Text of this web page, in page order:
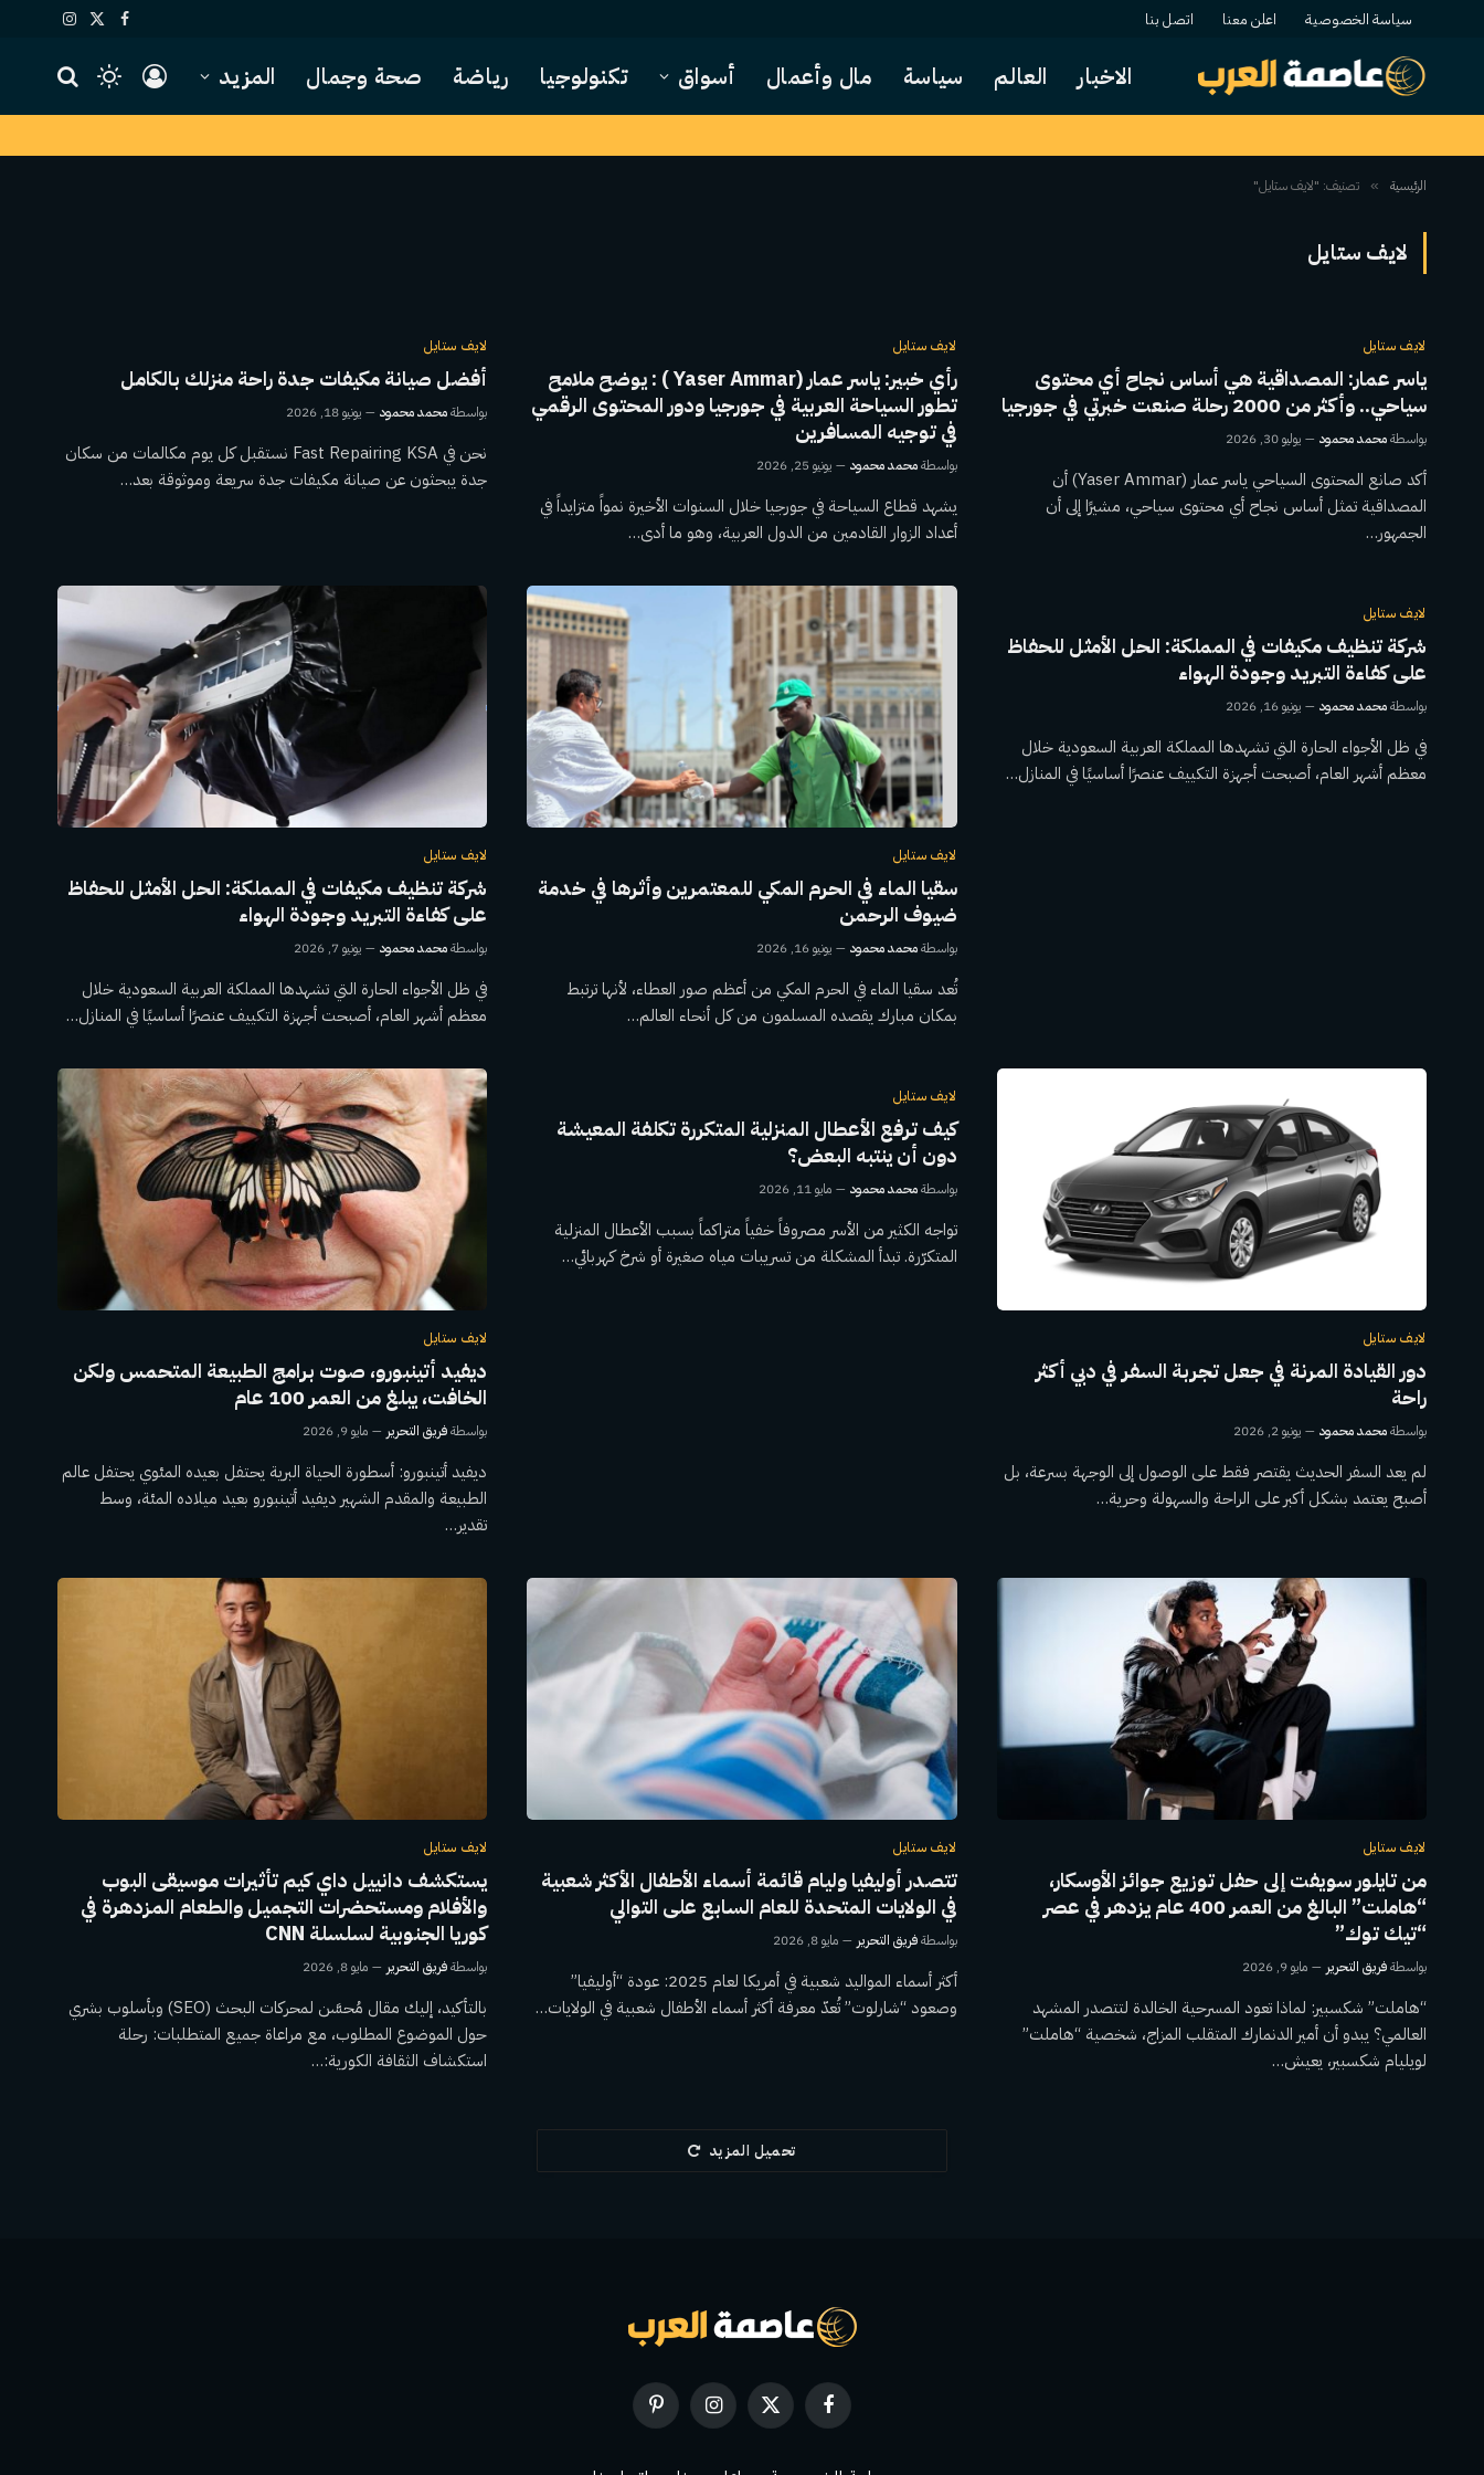
سياسة الخصوصية اعلن معنا اتصل بنا فيسبوك
X
الانستغرام
الاخبار العالم سياسة مال وأعمال أسواق تكنولوجيا رياضة صحة وجمال المزيد
الرئيسية » تصنيف: "لايف ستايل"
لايف ستايل
لايف ستايل
ياسر عمار: المصداقية هي أساس نجاح أي محتوى
سياحي.. وأكثر من 2000 رحلة صنعت خبرتي في جورجيا
بواسطةمحمد محمود يوليو 30, 2026
أكد صانع المحتوى السياحي ياسر عمار (Yaser Ammar) أن
المصداقية تمثل أساس نجاح أي محتوى سياحي، مشيرًا إلى أن
الجمهور…
لايف ستايل
رأي خبير: ياسر عمار (Yaser Ammar ) : يوضح ملامح
تطور السياحة العربية في جورجيا ودور المحتوى الرقمي
في توجيه المسافرين
بواسطةمحمد محمود يونيو 25, 2026
يشهد قطاع السياحة في جورجيا خلال السنوات الأخيرة نمواً متزايداً في
أعداد الزوار القادمين من الدول العربية، وهو ما أدى…
لايف ستايل
أفضل صيانة مكيفات جدة راحة منزلك بالكامل
بواسطةمحمد محمود يونيو 18, 2026
نحن في Fast Repairing KSA نستقبل كل يوم مكالمات من سكان
جدة يبحثون عن صيانة مكيفات جدة سريعة وموثوقة بعد…
لايف ستايل
شركة تنظيف مكيفات في المملكة: الحل الأمثل للحفاظ
على كفاءة التبريد وجودة الهواء
بواسطةمحمد محمود يونيو 16, 2026
في ظل الأجواء الحارة التي تشهدها المملكة العربية السعودية خلال
معظم أشهر العام، أصبحت أجهزة التكييف عنصرًا أساسيًا في المنازل…
لايف ستايل
سقيا الماء في الحرم المكي للمعتمرين وأثرها في خدمة
ضيوف الرحمن
بواسطةمحمد محمود يونيو 16, 2026
تُعد سقيا الماء في الحرم المكي من أعظم صور العطاء، لأنها ترتبط
بمكان مبارك يقصده المسلمون من كل أنحاء العالم…
لايف ستايل
شركة تنظيف مكيفات في المملكة: الحل الأمثل للحفاظ
على كفاءة التبريد وجودة الهواء
بواسطةمحمد محمود يونيو 7, 2026
في ظل الأجواء الحارة التي تشهدها المملكة العربية السعودية خلال
معظم أشهر العام، أصبحت أجهزة التكييف عنصرًا أساسيًا في المنازل…
لايف ستايل
دور القيادة المرنة في جعل تجربة السفر في دبي أكثر
راحة
بواسطةمحمد محمود يونيو 2, 2026
لم يعد السفر الحديث يقتصر فقط على الوصول إلى الوجهة بسرعة، بل
أصبح يعتمد بشكل أكبر على الراحة والسهولة وحرية…
لايف ستايل
كيف ترفع الأعطال المنزلية المتكررة تكلفة المعيشة
دون أن ينتبه البعض؟
بواسطةمحمد محمود مايو 11, 2026
تواجه الكثير من الأسر مصروفاً خفياً متراكماً بسبب الأعطال المنزلية
المتكرّرة. تبدأ المشكلة من تسريبات مياه صغيرة أو شرخ كهربائي…
لايف ستايل
ديفيد أتينبورو، صوت برامج الطبيعة المتحمس ولكن
الخافت، يبلغ من العمر 100 عام
بواسطةفريق التحرير مايو 9, 2026
ديفيد أتينبورو: أسطورة الحياة البرية يحتفل بعيده المئوي يحتفل عالم
الطبيعة والمقدم الشهير ديفيد أتينبورو بعيد ميلاده المئة، وسط
تقدير…
لايف ستايل
من تايلور سويفت إلى حفل توزيع جوائز الأوسكار،
“هاملت” البالغ من العمر 400 عام يزدهر في عصر
“تيك توك”
بواسطةفريق التحرير مايو 9, 2026
“هاملت” شكسبير: لماذا تعود المسرحية الخالدة لتتصدر المشهد
العالمي؟ يبدو أن أمير الدنمارك المتقلب المزاج، شخصية “هاملت”
لويليام شكسبير، يعيش…
لايف ستايل
تتصدر أوليفيا وليام قائمة أسماء الأطفال الأكثر شعبية
في الولايات المتحدة للعام السابع على التوالي
بواسطةفريق التحرير مايو 8, 2026
أكثر أسماء المواليد شعبية في أمريكا لعام 2025: عودة “أوليفيا”
وصعود “شارلوت” تُعدّ معرفة أكثر أسماء الأطفال شعبية في الولايات…
لايف ستايل
يستكشف دانييل داي كيم تأثيرات موسيقى البوب ​​
والأفلام ومستحضرات التجميل والطعام المزدهرة في
كوريا الجنوبية لسلسلة CNN
بواسطةفريق التحرير مايو 8, 2026
بالتأكيد، إليك مقال مُحسَّن لمحركات البحث (SEO) وبأسلوب بشري
حول الموضوع المطلوب، مع مراعاة جميع المتطلبات: رحلة
استكشاف الثقافة الكورية:…
تحميل المزيد
فيسبوك
X
(Twitter)
الانستغرامبينتيريست